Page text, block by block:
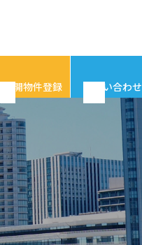
未公開物件登録
お問い合わせ